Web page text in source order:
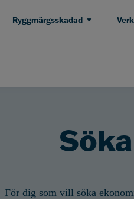
Ryggmärgsskadad
För dig som vill söka